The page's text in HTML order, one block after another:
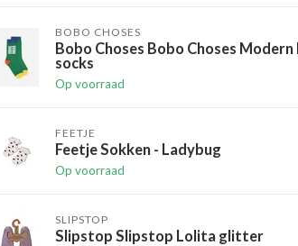
BOBO CHOSES
Bobo Choses Bobo Choses Modern
socks
Op voorraad
FEETJE
Feetje Sokken - Ladybug
Op voorraad
SLIPSTOP
Slipstop Slipstop Lolita glitter